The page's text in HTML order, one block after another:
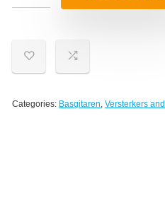
Categories: Basgitaren Versterkers